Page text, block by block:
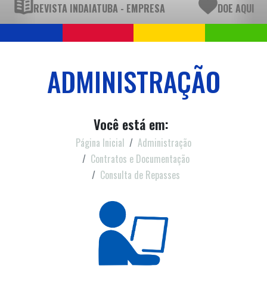
REVISTA INDAIATUBA - EMPRESA DOE AQUI
ADMINISTRAÇÃO
Você está em:
Página Inicial
Administração
Contratos e Documentação
Consulta de Repasses